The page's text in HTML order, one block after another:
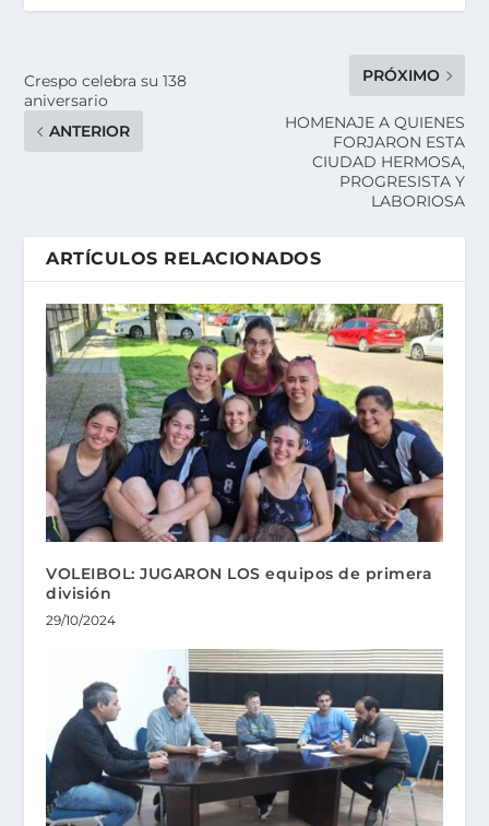
Crespo celebra su 138
aniversario
ANTERIOR
PRÓXIMO
HOMENAJE A QUIENES
FORJARON ESTA
CIUDAD HERMOSA,
PROGRESISTA Y
LABORIOSA
ARTÍCULOS RELACIONADOS
VOLEIBOL: JUGARON LOS equipos de primera
división
29/10/2024